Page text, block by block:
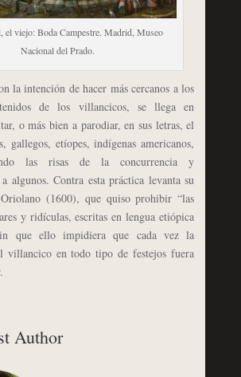
el viejo: Boda Campestre. Madrid, Museo
Nacional del Prado.
la intención de hacer más cercanos a los
de los villancicos, se llega en
o más bien a parodiar, en sus letras, el
gallegos, etíopes, indígenas americanos,
las risas de la concurrencia y
a algunos. Contra esta práctica levanta su
(1600), que quiso prohibir “las
y ridículas, escritas en lengua etiópica
que ello impidiera que cada vez la
villancico en todo tipo de festejos fuera
Author